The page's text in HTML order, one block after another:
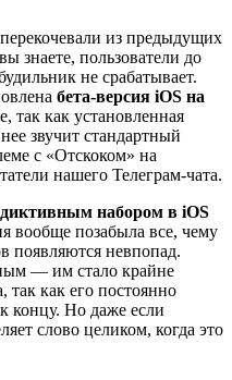
из предыдущих
знаете, пользователи до
не срабатывает.
бета-версия iOS на
так как установленная
звучит стандартный
с «Отскоком» на
нашего Телеграм-чата.
набором в iOS
позабыла все, чему
появляются невпопад.
— им стало крайне
так как его постоянно
концу. Но даже если
слово целиком, когда это